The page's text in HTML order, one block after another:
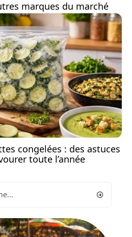
marques du marché
congelées : des astuces
toute l’année